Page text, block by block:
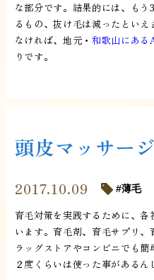
な部分です。結果的には、も
るもの、抜け毛は減ったとい
なければ、地元・ 和歌山にある
りです。
頭皮マッサー
2017.10.09 薄毛
育毛対策を実践するために、
います。育毛剤、育毛サプリ
ラッグストアやコンビニでも
２度くらいは使った事があるん